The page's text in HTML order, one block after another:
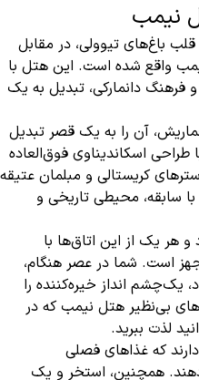
باغ‌های تیوولی، در مقابل
واقع شده است. این هتل با
فرهنگ دانمارکی، تبدیل به یک
آن را به یک قصر تبدیل
اسکاندیناوی فوق‌العاده
کریستالی و مبلمان عتیقه
سابقه، محیطی تاریخی و
یک از این اتاق‌ها با
است. شما در عصر هنگام،
یک‌چشم انداز خیره‌کننده را
بی‌نظیر هتل نیمب که در
لذت ببرید.
که غذاهای فصلی
همچنین، استخر و یک